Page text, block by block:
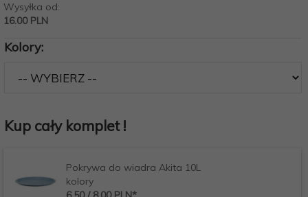
Wysyłka od:
16.00 PLN
Kolory:
Kup cały komplet !
Pokrywa do wiadra Akita 10L
kolory